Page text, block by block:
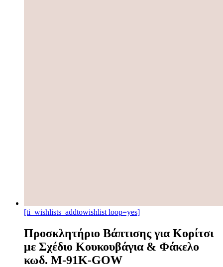
[ti_wishlists_addtowishlist loop=yes]
Προσκλητήριο Βάπτισης για Κορίτσι
με Σχέδιο Κουκουβάγια & Φάκελο
κωδ. M-91K-GOW